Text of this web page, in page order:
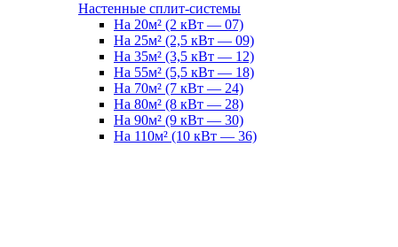
Настенные сплит-системы
На 20м² (2 кВт — 07)
На 25м² (2,5 кВт — 09)
На 35м² (3,5 кВт — 12)
На 55м² (5,5 кВт — 18)
На 70м² (7 кВт — 24)
На 80м² (8 кВт — 28)
На 90м² (9 кВт — 30)
На 110м² (10 кВт — 36)